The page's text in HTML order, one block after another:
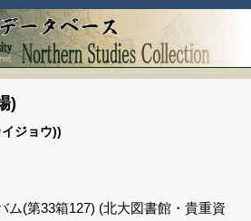
)
ジョウ))
ム(第33箱127) (北大図書館・貴重資